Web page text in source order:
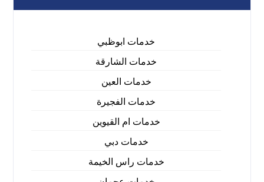
خدمات ابوظبي
خدمات الشارقة
خدمات العين
خدمات الفجيرة
خدمات ام القيوين
خدمات دبي
خدمات راس الخيمة